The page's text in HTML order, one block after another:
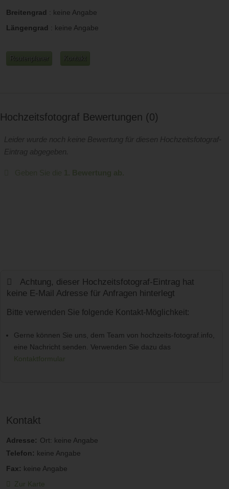
Breitengrad : keine Angabe
Längengrad : keine Angabe
Routenplaner Kontakt
Hochzeitsfotograf Bewertungen 0
Leider wurde noch keine Bewertung für diesen Hochzeitsfotograf-
Eintrag abgegeben.
Achtung, dieser Hochzeitsfotograf-Eintrag hat
keine E-Mail Adresse für Anfragen hinterlegt
Bitte verwenden Sie folgende Kontakt-Möglichkeit:
Gerne können Sie uns, dem Team von hochzeits-fotograf.info,
eine Nachricht senden. Verwenden Sie dazu das
Kontaktformular
Kontakt
Adresse: Ort: keine Angabe
Telefon: keine Angabe
Fax: keine Angabe
Zur Karte